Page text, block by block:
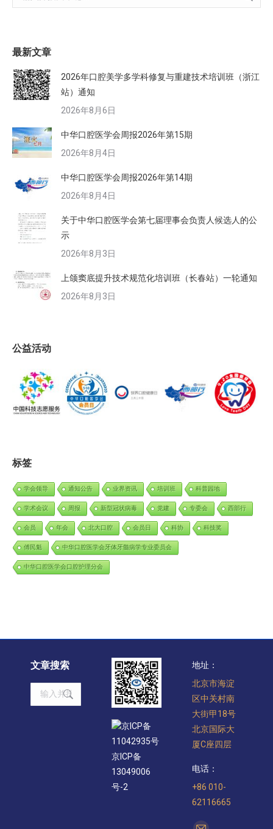
最新文章
2026年口腔美学多学科修复与重建技术培训班（浙江
站）通知
2026年8月6日
中华口腔医学会周报2026年第15期
2026年8月4日
中华口腔医学会周报2026年第14期
2026年8月4日
关于中华口腔医学会第七届理事会负责人候选人的公
示
2026年8月3日
上颌窦底提升技术规范化培训班（长春站）一轮通知
2026年8月3日
公益活动
标签
学会领导 通知公告 业界资讯 培训班 科普园地
学术会议 周报 新型冠状病毒 党建 专委会 西部行
会员 年会 北大口腔 会员日 科协 科技奖
傅民魁 中华口腔医学会牙体牙髓病学专业委员会
中华口腔医学会口腔护理分会
文章搜索
Search:
京ICP备
11042935号
京ICP备
13049006
号-2
地址：
北京市海淀
区中关村南
大街甲18号
北京国际大
厦C座四层
电话：
+86 010-
62116665
找到我们：